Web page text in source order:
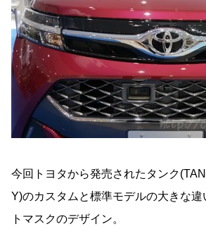
今回トヨタから発売されたタンク
Y)のカスタムと標準モデルの大きな
トマスクのデザイン。